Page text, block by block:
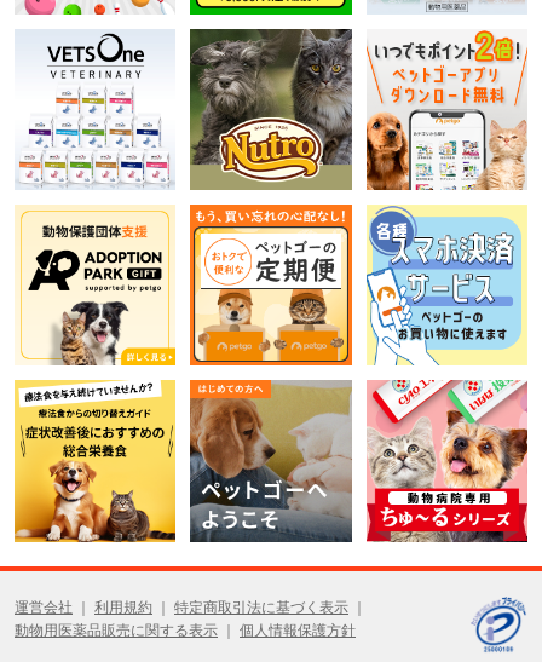
運営会社 利用規約
特定商取引法に基づく表示
動物用医薬品販売に関する表示
個人情報保護方針